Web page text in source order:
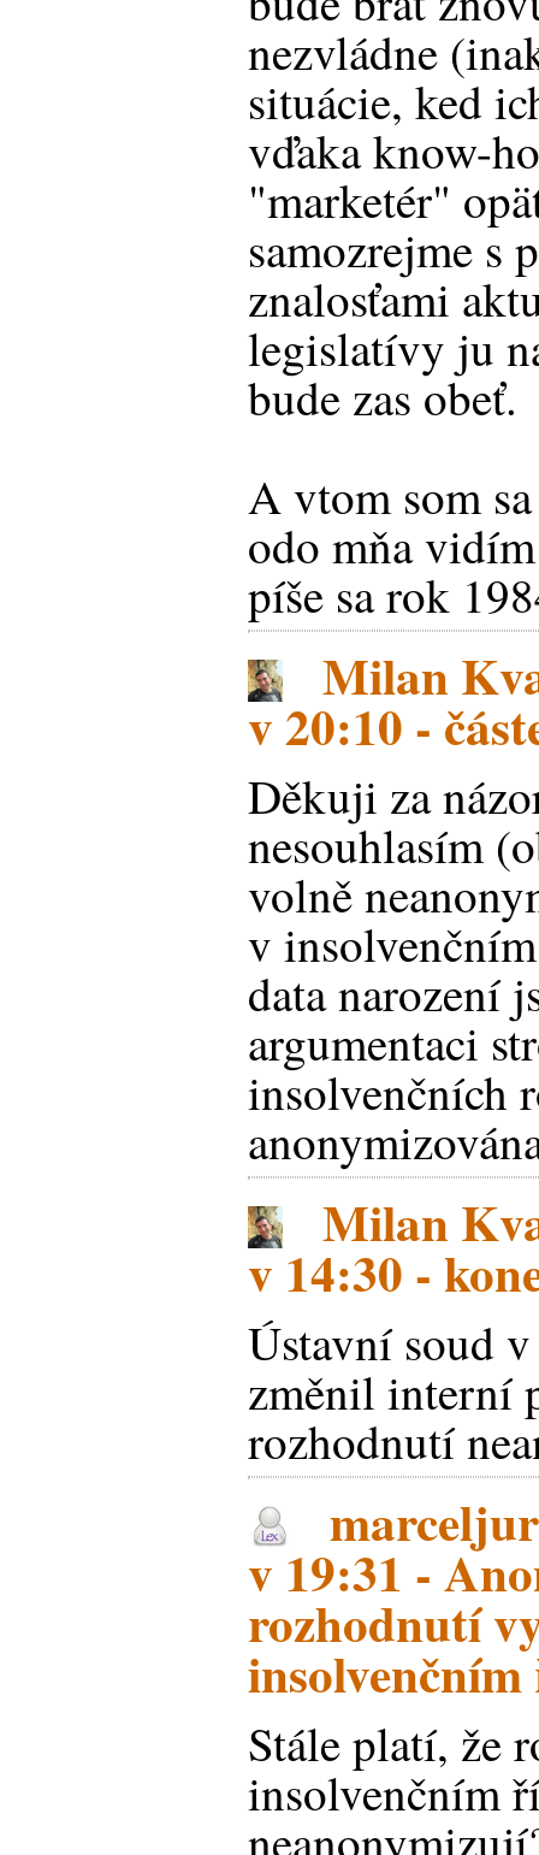
nezvládne
situácie, ked
vďaka know-
"marketér"
samozrejme s
znalosťami
legislatívy ju
bude zas obeť.
A vtom som
odo mňa
píše sa rok
Milan
v 20:10 -
Děkuji za
nesouhlasím
volně
v
data narození
argumentaci
insolvenčních
Milan
v 14:30 -
Ústavní soud
změnil interní
rozhodnutí
v 19:31 -
rozhodnutí
Stále platí, že
insolvenčním